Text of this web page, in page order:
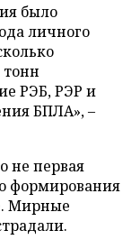
было
личного
РЭБ, РЭР и
БПЛА», –
не первая
формирования
Мирные